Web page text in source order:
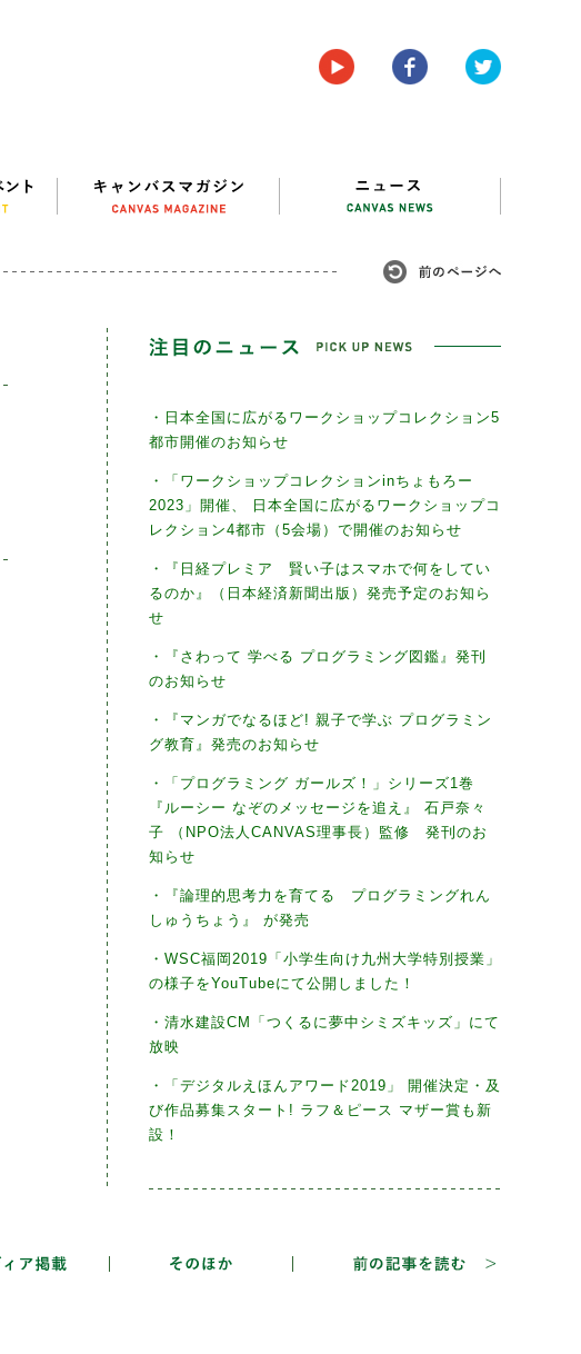
・日本全国に広がるワークショップコレクション5
都市開催のお知らせ
・「ワークショップコレクションinちょもろー
2023」開催、 日本全国に広がるワークショップコ
レクション4都市（5会場）で開催のお知らせ
・『日経プレミア 賢い子はスマホで何をしてい
るのか』（日本経済新聞出版）発売予定のお知ら
せ
・『さわって 学べる プログラミング図鑑』発刊
のお知らせ
・『マンガでなるほど! 親子で学ぶ プログラミン
グ教育』発売のお知らせ
・「プログラミング ガールズ！」シリーズ1巻
『ルーシー なぞのメッセージを追え』 石戸奈々
子 （NPO法人CANVAS理事長）監修 発刊のお
知らせ
・『論理的思考力を育てる プログラミングれん
しゅうちょう』 が発売
・WSC福岡2019「小学生向け九州大学特別授業」
の様子をYouTubeにて公開しました！
・清水建設CM「つくるに夢中シミズキッズ」にて
放映
・「デジタルえほんアワード2019」 開催決定・及
び作品募集スタート! ラフ＆ピース マザー賞も新
設！